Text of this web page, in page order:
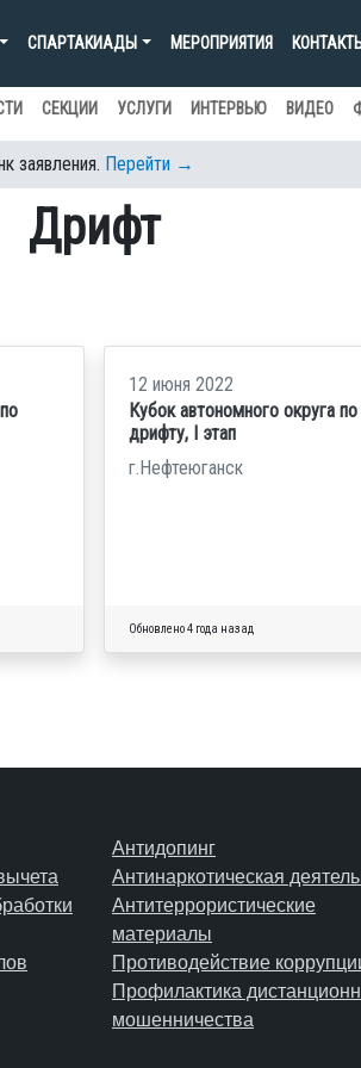
СПАРТАКИАДЫ МЕРОПРИЯТИЯ
СЕКЦИИ УСЛУГИ ИНТЕРВЬЮ ВИДЕО
заявления. Перейти →
Дрифт
12 июня 2022
Кубок автономного округа по
дрифту, I этап
г.Нефтеюганск
Обновлено 4 года назад
Антидопинг
Антинаркотическая
Антитеррористические
материалы
Противодействие
Профилактика
мошенничества